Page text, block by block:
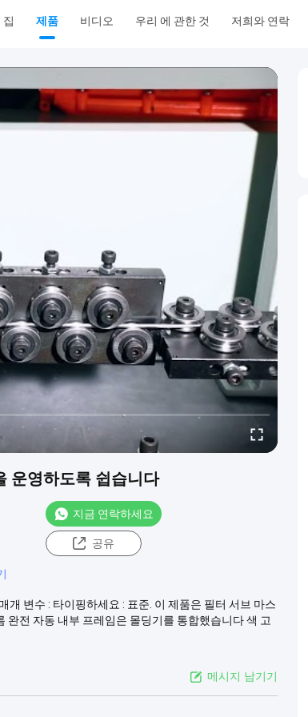
집 제품 비디오 우리 에 관한 것 저희와 연락
운영하도록 쉽습니다
지금 연락하세요
공유
변수 : 타이핑하세요 : 표준. 이 제품은 필터 서브 마스
전 자동 내부 프레임은 몰딩기를 통합했습니다 색 고
메시지 남기기